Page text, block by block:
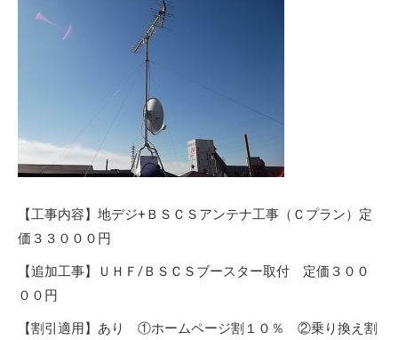
【工事内容】地デジ+ＢＳＣＳアンテナ工事（Ｃプラン）定
価３３０００円
【追加工事】ＵＨＦ/ＢＳＣＳブースター取付 定価３００
００円
【割引適用】あり ①ホームページ割１０％ ②乗り換え割